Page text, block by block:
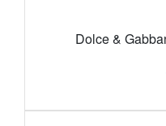
Dolce &